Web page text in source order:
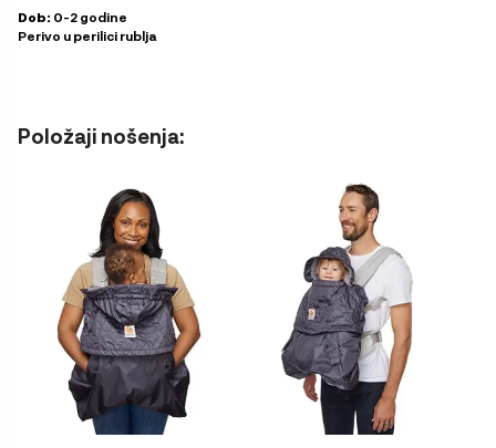
Dob: 0-2 godine
Perivo u perilici rublja
Položaji nošenja: